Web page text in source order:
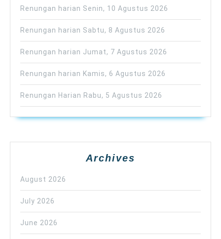
Renungan harian Senin, 10 Agustus 2026
Renungan harian Sabtu, 8 Agustus 2026
Renungan harian Jumat, 7 Agustus 2026
Renungan harian Kamis, 6 Agustus 2026
Renungan Harian Rabu, 5 Agustus 2026
Archives
August 2026
July 2026
June 2026